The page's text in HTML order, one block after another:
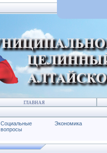
ГЛАВНАЯ
Социальные
вопросы
Экономика